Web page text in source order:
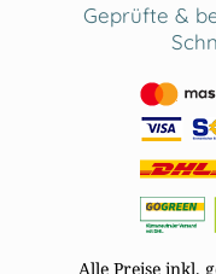
Geprüfte &
Alle Preise inkl.